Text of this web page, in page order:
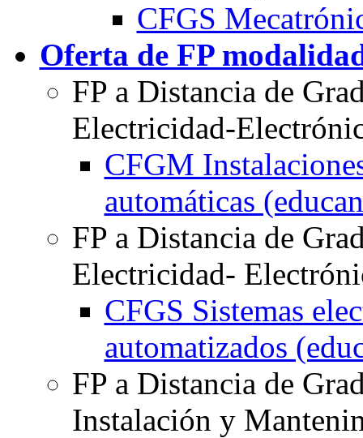
CFGS
Oferta de FP
FP a Distancia de
Electricidad-
CFGM
automáticas
FP a Distancia de
Electricidad-
CFGS Sistemas
automatizados
FP a Distancia de
Instalación y